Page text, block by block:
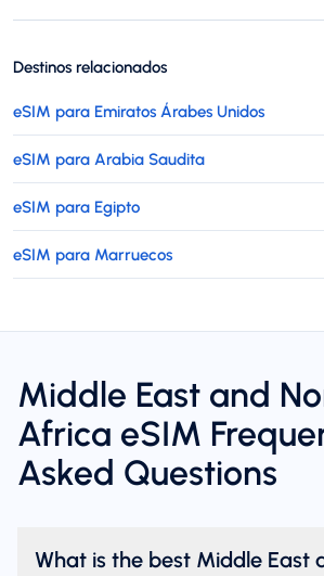
Destinos relacionados
eSIM para Emiratos Árabes Unidos
eSIM para Arabia Saudita
eSIM para Egipto
eSIM para Marruecos
Middle East and
Africa eSIM
Asked Questions
What is the best Middle East